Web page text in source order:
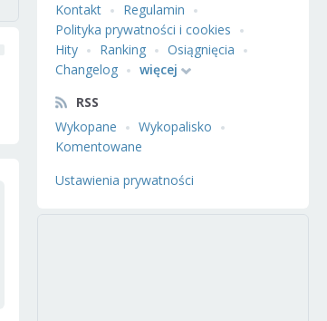
Kontakt
Regulamin
Polityka prywatności i cookies
Hity
Ranking
Osiągnięcia
Changelog
więcej
RSS
Wykopane
Wykopalisko
Komentowane
Ustawienia prywatności